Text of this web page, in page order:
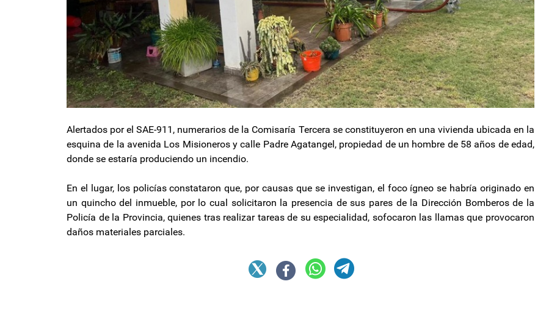
Alertados por el SAE-911, numerarios de la Comisaría Tercera se constituyeron en una vivienda ubicada en la
esquina de la avenida Los Misioneros y calle Padre Agatangel, propiedad de un hombre de 58 años de edad,
donde se estaría produciendo un incendio.
En el lugar, los policías constataron que, por causas que se investigan, el foco ígneo se habría originado en
un quincho del inmueble, por lo cual solicitaron la presencia de sus pares de la Dirección Bomberos de la
Policía de la Provincia, quienes tras realizar tareas de su especialidad, sofocaron las llamas que provocaron
daños materiales parciales.